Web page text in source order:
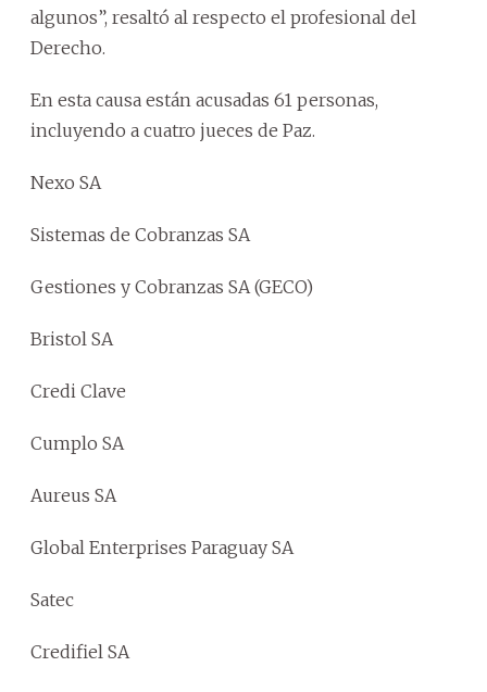
algunos”, resaltó al respecto el profesional del
Derecho.
En esta causa están acusadas 61 personas,
incluyendo a cuatro jueces de Paz.
Nexo SA
Sistemas de Cobranzas SA
Gestiones y Cobranzas SA (GECO)
Bristol SA
Credi Clave
Cumplo SA
Aureus SA
Global Enterprises Paraguay SA
Satec
Credifiel SA